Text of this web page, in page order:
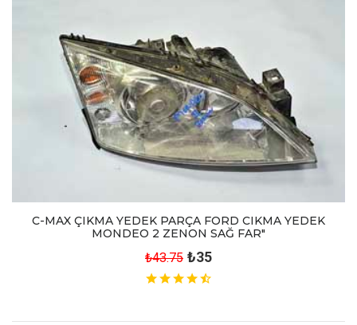
C-MAX ÇIKMA YEDEK PARÇA FORD CIKMA YEDEK
MONDEO 2 ZENON SAĞ FAR"
₺43.75 ₺35